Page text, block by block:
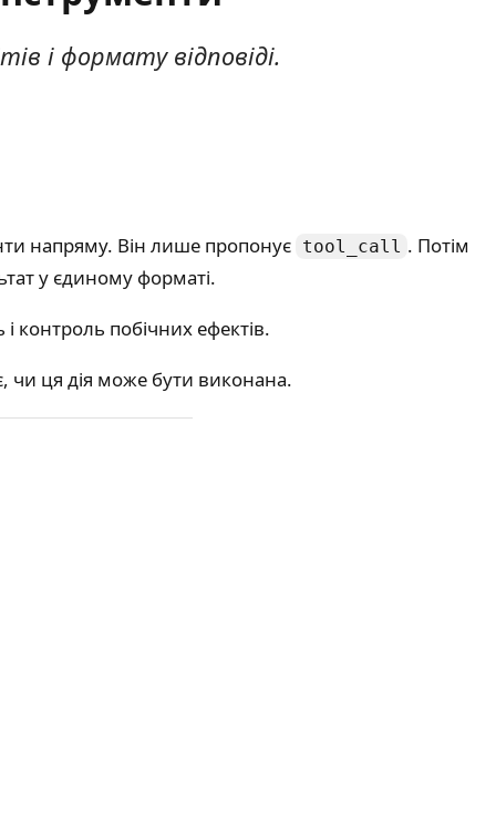
і формату відповіді.
напряму. Він лише пропонує tool_call . Потім
у єдиному форматі.
контроль побічних ефектів.
чи ця дія може бути виконана.